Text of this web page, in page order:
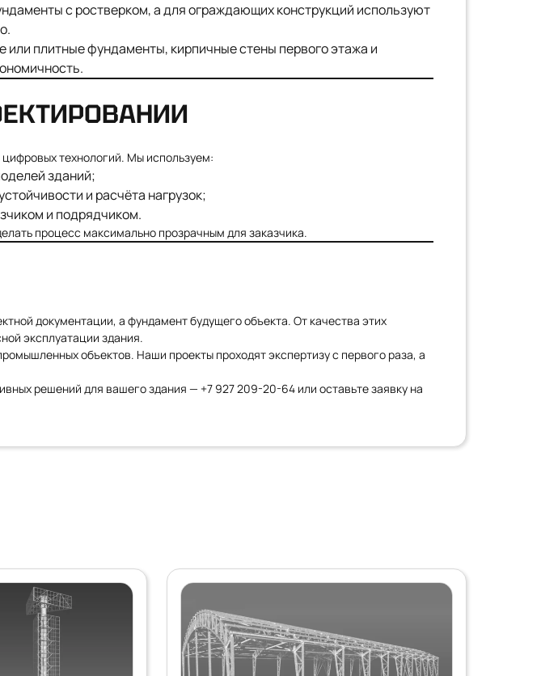
с ростверком, а для ограждающих конструкций используют
плитные фундаменты, кирпичные стены первого этажа и
технологий. Мы используем:
зданий;
и расчёта нагрузок;
и подрядчиком.
процесс максимально прозрачным для заказчика.
документации, а фундамент будущего объекта. От качества этих
эксплуатации здания.
объектов. Наши проекты проходят экспертизу с первого раза, а
решений для вашего здания — +7 927 209-20-64или оставьте заявку на